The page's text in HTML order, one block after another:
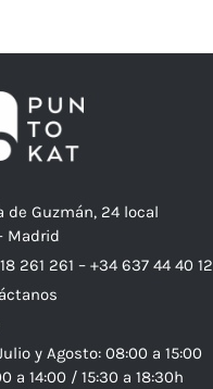
de Guzmán, 24 local
Madrid
261 261 – +34 637 44 40 12
y Agosto: 08:00 a 15:00
a 14:00 / 15:30 a 18:30h